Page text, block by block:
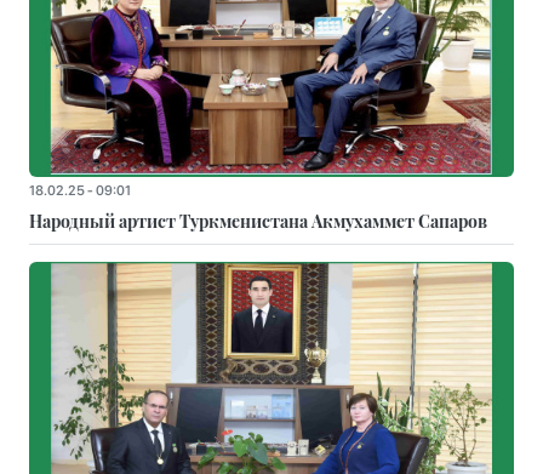
18.02.25 - 09:01
Народный артист Туркменистана Акмухаммет Сапаров